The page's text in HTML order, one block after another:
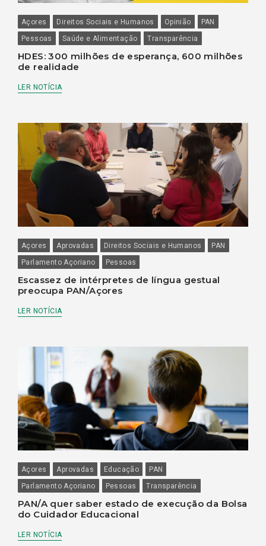
Açores Direitos Sociais e Humanos Opinião
PAN
Pessoas
Saúde e Alimentação Transparência
HDES: 300 milhões de esperança, 600 milhões
de realidade
LER NOTÍCIA
Açores Aprovadas Direitos Sociais e Humanos
PAN
Parlamento Açoriano
Pessoas
Escassez de intérpretes de língua gestual
preocupa PAN/Açores
LER NOTÍCIA
Açores Aprovadas Educação
PAN
Parlamento Açoriano
Pessoas Transparência
PAN/A quer saber estado de execução da Bolsa
do Cuidador Educacional
LER NOTÍCIA